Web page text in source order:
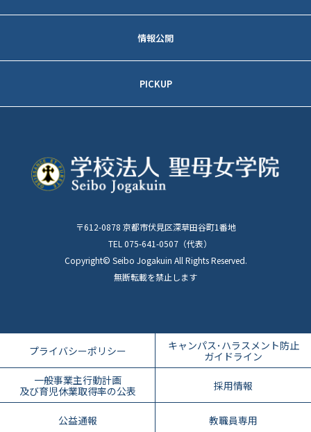
理事長メッセージ
校訓
スクールシンボル
京都 藤森キャンパス
─アクセス
─アクセス
─入試情報
聖母教育支援センターとは
情報公開
財務状況
学則
PICKUP
聖母女学院 本館及び
記念室の見学について
同窓会について
保育士・幼稚園教諭
登録制度について
旧聖母教育文化センター
修了証明書再発行について
〒612-0878 京都市伏見区深草田谷町1番地
TEL 075-641-0507（代表）
Copyright© Seibo Jogakuin All Rights Reserved.
無断転載を禁止します
プライバシーポリシー キャンパス･ハラスメント防止
ガイドライン
一般事業主行動計画
及び育児休業取得率の公表
採用情報
公益通報 教職員専用